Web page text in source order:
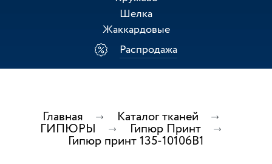
Шелка
Жаккардовые
Распродажа
Главная Каталог тканей
ГИПЮРЫ Гипюр Принт
Гипюр принт 135-10106В1